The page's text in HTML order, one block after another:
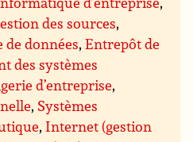
des sources,
de données,Entrepôt de
des systèmes
d’entreprise,
, Systèmes
, Internet (gestion